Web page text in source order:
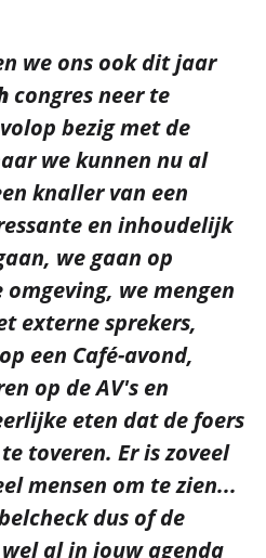
we ons ook dit jaar
congres neer te
bezig met de
we kunnen nu al
knaller van een
en inhoudelijk
we gaan op
we mengen
externe sprekers,
een Café-avond,
op de AV's en
eten dat de foers
toveren. Er is zoveel
mensen om te zien...
dus of de
al in jouw agenda